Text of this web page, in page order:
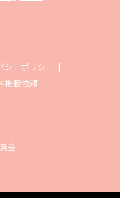
シーポリシー
掲載依頼
会